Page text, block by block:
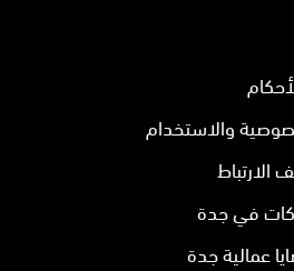
والاستخدام
الارتباط
في جدة
عمالية جدة